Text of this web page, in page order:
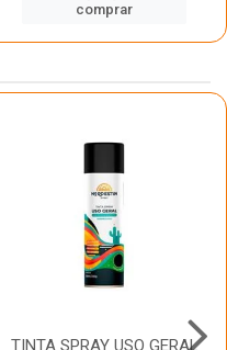
comprar
TINTA SPRAY USO GERAL